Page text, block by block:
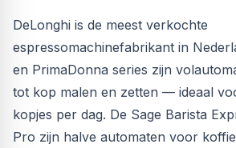
DeLonghi is de meest verkochte
espressomachinefabrikant in
en PrimaDonna series zijn
tot kop malen en zetten — ideaal
kopjes per dag. De Sage Barista
Pro zijn halve automaten voor